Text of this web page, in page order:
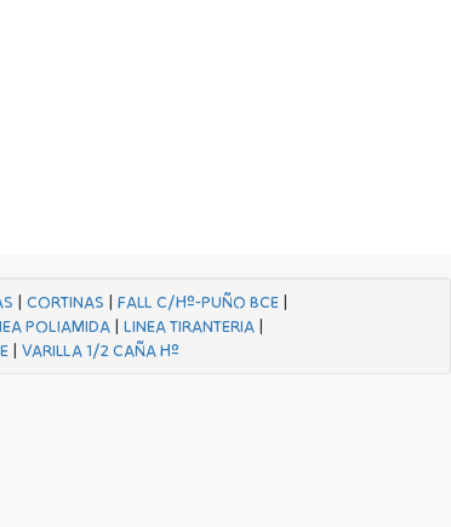
| CORTINAS | FALL C/Hº-PUÑO BCE|
POLIAMIDA |LINEA TIRANTERIA |
| VARILLA 1/2 CAÑA Hº